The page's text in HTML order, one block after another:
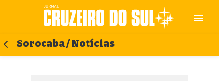
Sorocaba / Notícias